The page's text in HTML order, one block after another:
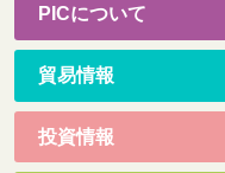
PICについて
貿易情報
投資情報